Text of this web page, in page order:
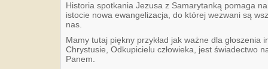
Historia spotkania Jezusa z Samarytanką pomaga
istocie nowa ewangelizacja, do której wezwani są
nas.
Mamy tutaj piękny przykład jak ważne dla głoszenia
Chrystusie, Odkupicielu człowieka, jest świadectwo
Panem.